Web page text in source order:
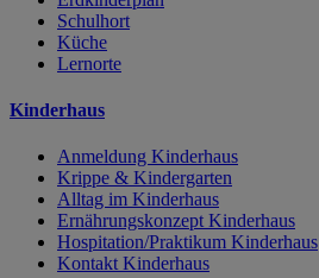
Schulhort
Küche
Lernorte
Kinderhaus
Anmeldung Kinderhaus
Krippe & Kindergarten
Alltag im Kinderhaus
Ernährungskonzept Kinderhaus
Hospitation/Praktikum Kinderhaus
Kontakt Kinderhaus